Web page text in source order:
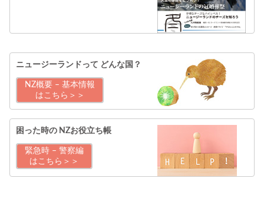
ニュージーランドって どんな国？
NZ概要 – 基本情報
はこちら＞＞
困った時の NZお役立ち帳
緊急時 – 警察編
はこちら＞＞